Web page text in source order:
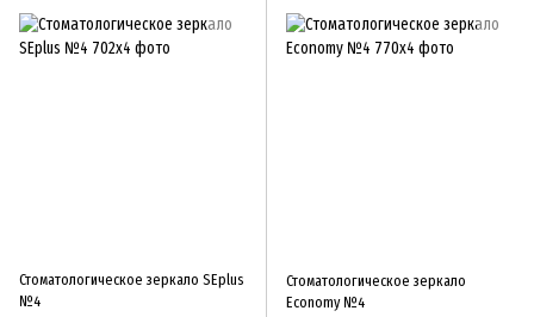
Стоматологическое зеркало SEplus
№4
Стоматологическое зеркало
Economy №4